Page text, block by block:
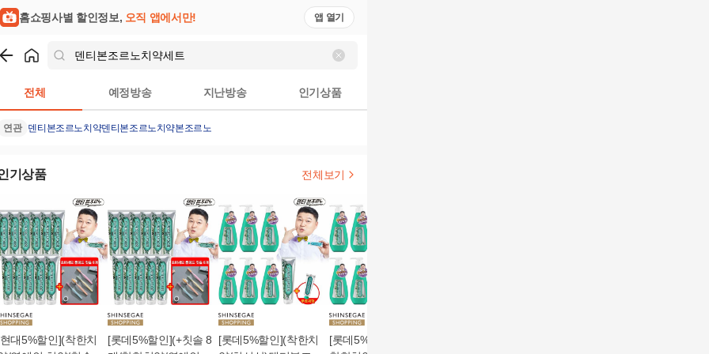
홈쇼핑사별 할인정보, 오직 앱에서만! 앱 열기
전체 예정방송 지난방송 인기상품
연관 덴티본조르노치약덴티본조르노치약본조르노
기상품 전체보기
대5%할인](착한치
[롯데5%할인](+칫솔 8
[롯데5%할인](착한치
[롯데5%할인](최신상/